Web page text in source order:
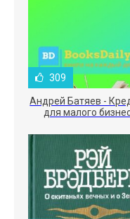
309
Андрей Батяев -
для малого